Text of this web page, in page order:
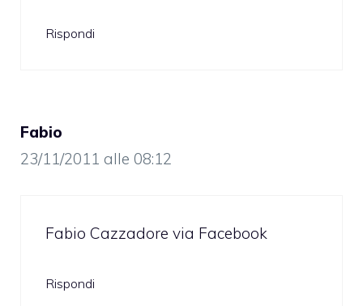
Rispondi
Fabio
23/11/2011 alle 08:12
Fabio Cazzadore via Facebook
Rispondi